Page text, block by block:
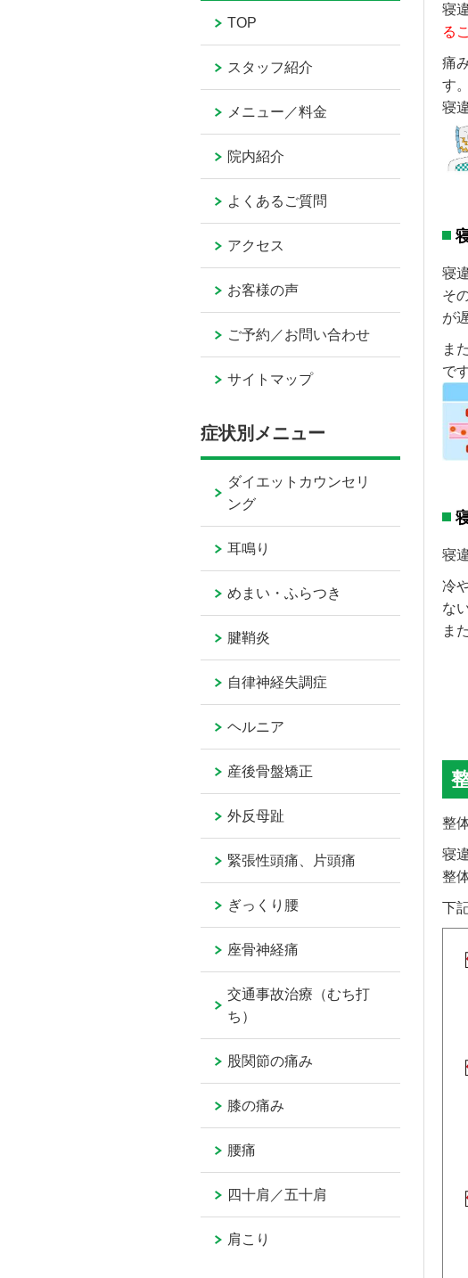
寝
る
痛
す。
寝
寝
そ
が
ま
で
寝
冷
な
ま
整
寝
整
下
TOP
スタッフ紹介
メニュー／料金
院内紹介
よくあるご質問
アクセス
お客様の声
ご予約／お問い合わせ
サイトマップ
症状別メニュー
ダイエットカウンセリ
ング
耳鳴り
めまい・ふらつき
腱鞘炎
自律神経失調症
ヘルニア
産後骨盤矯正
外反母趾
緊張性頭痛、片頭痛
ぎっくり腰
座骨神経痛
交通事故治療（むち打
ち）
股関節の痛み
膝の痛み
腰痛
四十肩／五十肩
肩こり